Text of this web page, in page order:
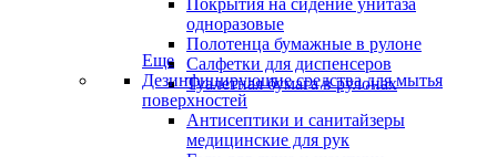
Покрытия на сидение унитаза
одноразовые
Полотенца бумажные в рулоне
Салфетки для диспенсеров
Туалетная бумага в рулонах
Еще
Дезинфицирующие средства для мытья
поверхностей
Антисептики и санитайзеры
медицинские для рук